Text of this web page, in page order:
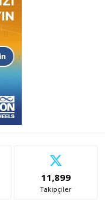
11,899
Takipçiler